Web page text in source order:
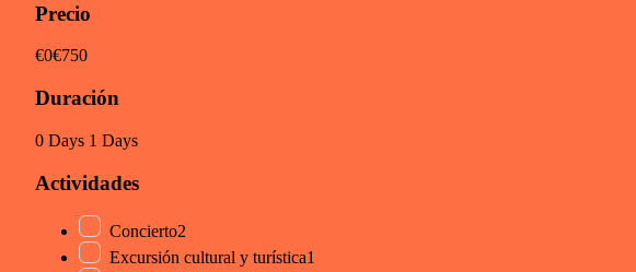
Precio
€0€750
Duración
0 Days 1 Days
Actividades
Concierto2
Excursión cultural y turística1